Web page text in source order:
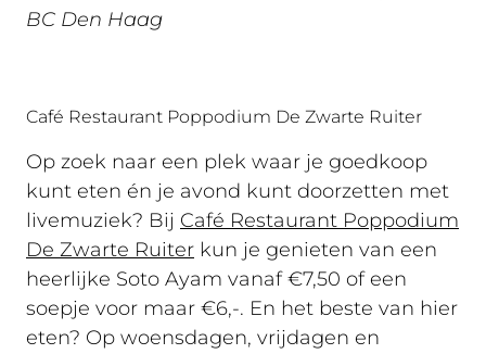
BC Den Haag
Café Restaurant Poppodium De Zwarte Ruiter
Op zoek naar een plek waar je goedkoop
kunt eten én je avond kunt doorzetten met
livemuziek? Bij Café Restaurant Poppodium
De Zwarte Ruiter kun je genieten van een
heerlijke Soto Ayam vanaf €7,50 of een
soepje voor maar €6,-. En het beste van hier
eten? Op woensdagen, vrijdagen en